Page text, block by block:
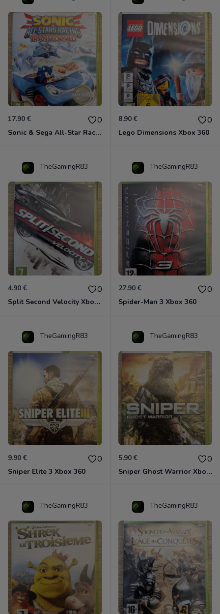
17.90 € 0
Sonic & Sega All-Star Racing - Transformed Xbox 360
8.90 € 0
Lego Dimensions Xbox 360
TheGamingR83
4.90 € 0
Split Second Velocity Xbox 360
TheGamingR83
27.90 € 0
Spider-Man 3 Xbox 360
TheGamingR83
9.90 € 0
Sniper Elite 3 Xbox 360
TheGamingR83
5.90 € 0
Sniper Ghost Warrior Xbox 360
TheGamingR83 TheGamingR83